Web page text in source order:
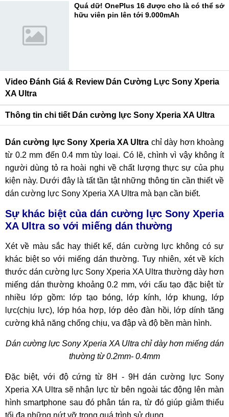
Quá dữ! OnePlus 16 được cho là có thể sở
hữu viên pin lên tới 9.000mAh
Video Đánh Giá & Review Dán Cường Lực Sony Xperia
XA Ultra
Thông tin chi tiết Dán cường lực Sony Xperia XA Ultra
Dán cường lực Sony Xperia XA Ultra chỉ dày hơn khoàng
từ 0.2 mm đến 0.4 mm tùy loại. Có lẽ, chình vì vậy không ít
người dùng tỏ ra hoài nghi về chất lượng thực sự của phụ
kiện này. Dưới đây là tất tần tật những thông tin cần thiết về
dán cường lực Sony Xperia XA Ultra mà bạn cần biết.
Sự khác biệt của dán cường lực Sony Xperia
XA Ultra so với miếng dán thường
Xét về màu sắc hay thiết kế, dán cường lực không có sự
khác biệt so với miếng dán thường. Tuy nhiên, xét về kích
thước dán cường lực Sony Xperia XA Ultra thường dày hơn
miếng dán thường khoảng 0.2 mm, với cấu tạo đặc biệt từ
nhiều lớp gồm: lớp tạo bóng, lớp kính, lớp khung, lớp
lực(chịu lực), lớp hóa hợp, lớp dẻo đàn hồi, lớp dính tăng
cường khả năng chống chịu, va đập và độ bền màn hình.
Dán cường lực Sony Xperia XA Ultra chỉ dày hơn miếng dán
thường từ 0.2mm- 0.4mm
Đặc biệt, với độ cứng từ 8H - 9H dán cường lực Sony
Xperia XA Ultra sẽ nhận lực từ bên ngoài tác động lên màn
hình smartphone sau đó phân tán ra, từ đó giúp giảm thiểu
tối đa những nứt vỡ trong quá trình sử dụng.